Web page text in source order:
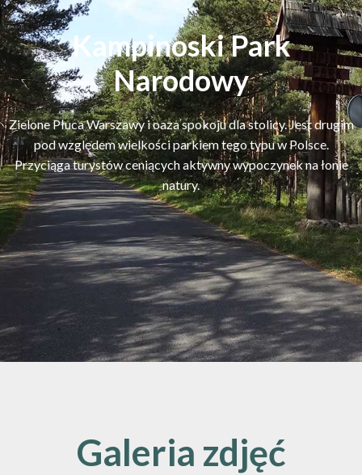
Kampinoski Park
Narodowy
Zielone Płuca Warszawy i oaza spokoju dla stolicy. Jest drugim
pod względem wielkości parkiem tego typu w Polsce.
Przyciąga turystów ceniących aktywny wypoczynek na łonie
natury.
Galeria zdjęć